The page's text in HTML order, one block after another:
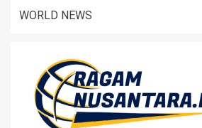
WORLD NEWS